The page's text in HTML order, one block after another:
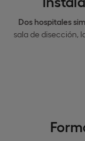
Dos hospitales
sala de disección,